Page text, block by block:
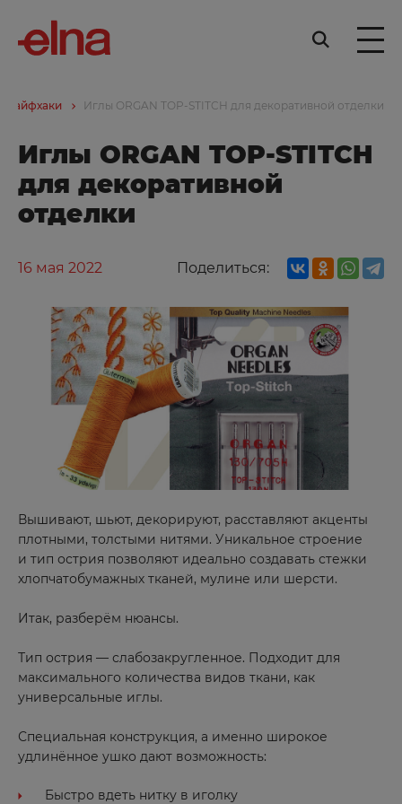
Лайфхаки Иглы ORGAN TOP-STITCH для декоративной отделки
Иглы ORGAN TOP-STITCH
для декоративной
отделки
16 мая 2022 Поделиться:
Вышивают, шьют, декорируют, расставляют акценты
плотными, толстыми нитями. Уникальное строение
и тип острия позволяют идеально создавать стежки
хлопчатобумажных тканей, мулине или шерсти.
Итак, разберём нюансы.
Тип острия — слабозакругленное. Подходит для
максимального количества видов ткани, как
универсальные иглы.
Специальная конструкция, а именно широкое
удлинённое ушко дают возможность:
Быстро вдеть нитку в иголку